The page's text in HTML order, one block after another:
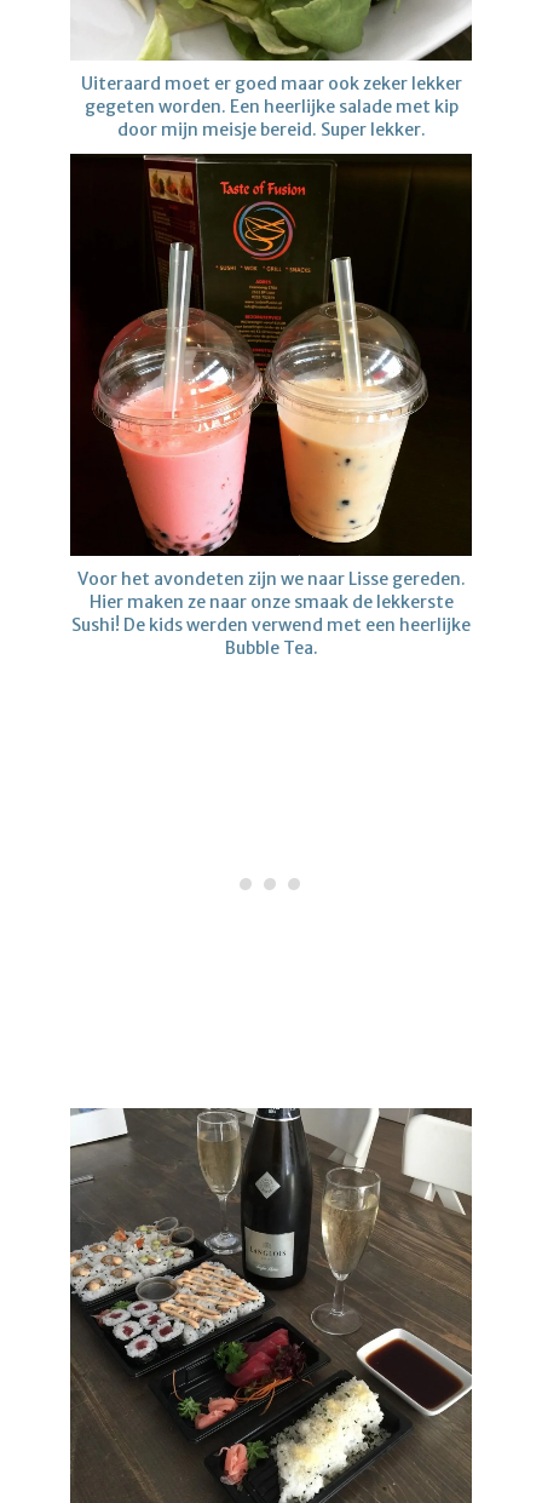
Uiteraard moet er goed maar ook zeker lekker
gegeten worden. Een heerlijke salade met kip
door mijn meisje bereid. Super lekker.
Voor het avondeten zijn we naar Lisse gereden.
Hier maken ze naar onze smaak de lekkerste
Sushi! De kids werden verwend met een heerlijke
Bubble Tea.